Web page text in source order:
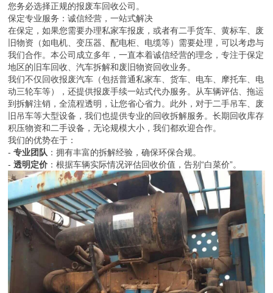
您务必选择正规的报废车回收公司。
保定专业服务：诚信经营，一站式解决
在保定，如果您需要办理私家车报废，或者有二手货车、黄标车、废
旧物资（如电机、变压器、配电柜、电缆等）需要处理，可以考虑与
我们合作。本公司成立多年，一直本着诚信经营的理念，专注于保定
地区的旧车回收、汽车拆解和废旧物资回收业务。
我们不仅回收报废汽车（包括普通私家车、货车、电车、摩托车、电
动三轮车等），还提供报废手续一站式代办服务。从车辆评估、拖运
到拆解注销，全流程透明，让您省心省力。此外，对于二手吊车、废
旧吊车等大型设备，我们也提供专业的回收拆解服务。长期回收库存
积压物资和二手设备，无论规模大小，我们都欢迎合作。
我们的优势在于：
-专业团队 ：拥有丰富的拆解经验，确保环保合规。
-透明定价 ：根据车辆实际情况评估回收价值，告别“白菜价”。